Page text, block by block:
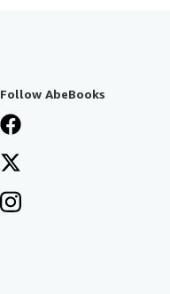
Follow AbeBooks